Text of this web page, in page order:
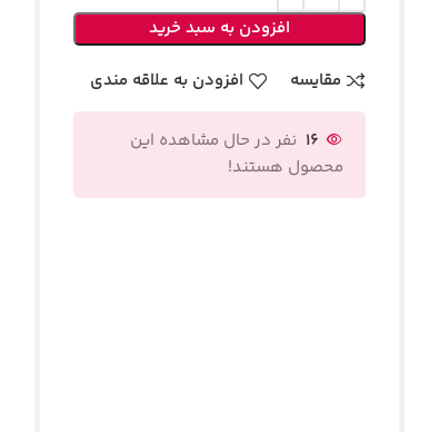
افزودن به سبد خرید
مقایسه افزودن به علاقه مندی
16 نفر در حال مشاهده این
محصول هستند!